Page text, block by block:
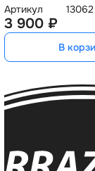
Артикул
13062
3 900 ₽
В